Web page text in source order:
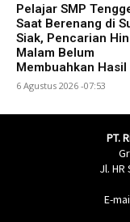
Pelajar SMP
Saat Berenang di
Siak, Pencarian
Malam Belum
Membuahkan Hasil
6 Agustus 2026 -07:53
PT.
Jl.
E-